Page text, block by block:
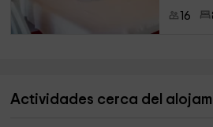
16
Actividades cerca del